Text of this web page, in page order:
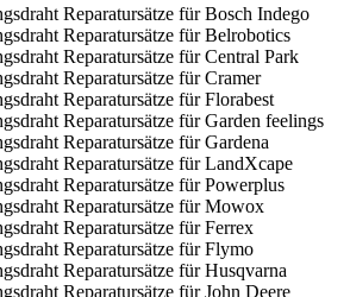
Reparatursätze für Bosch Indego
Reparatursätze für Belrobotics
Reparatursätze für Central Park
Reparatursätze für Cramer
Reparatursätze für Florabest
Reparatursätze für Garden feelings
Reparatursätze für Gardena
Reparatursätze für LandXcape
Reparatursätze für Powerplus
Reparatursätze für Mowox
Reparatursätze für Ferrex
Reparatursätze für Flymo
Reparatursätze für Husqvarna
Reparatursätze für John Deere